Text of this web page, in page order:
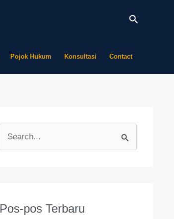
Cari
Pojok Hukum Konsultasi Contact
u
Pos-pos Terbaru